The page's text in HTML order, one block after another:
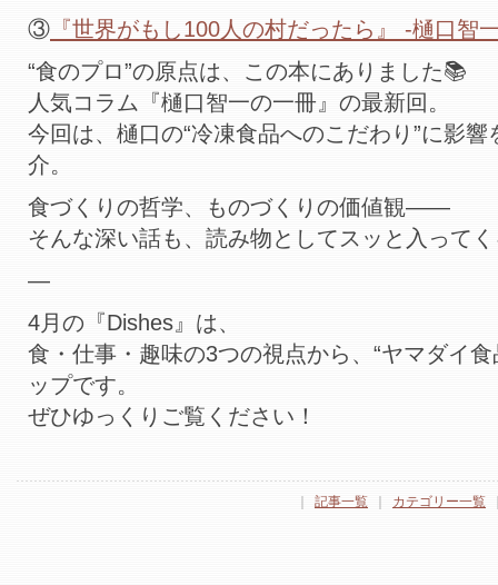
③ 『世界がもし100人の村だったら』 -樋口智
“食のプロ”の原点は、この本にありました📚
人気コラム『樋口智一の一冊』の最新回。
今回は、樋口の“冷凍食品へのこだわり”に影
介。
食づくりの哲学、ものづくりの価値観——
そんな深い話も、読み物としてスッと入って
—
4月の『Dishes』は、
食・仕事・趣味の3つの視点から、“ヤマダイ
ップです。
ぜひゆっくりご覧ください！
記事一覧 カテゴリー一覧